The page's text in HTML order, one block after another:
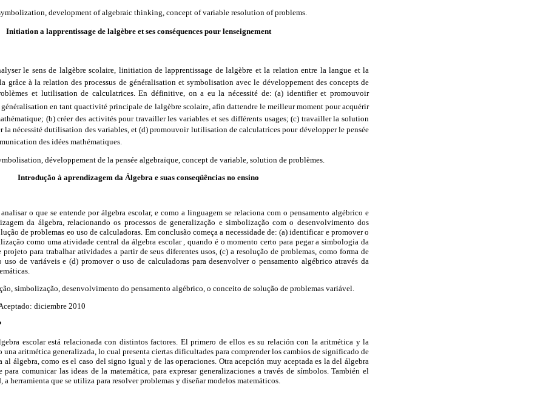
development of algebraic thinking, concept of variable resolution of problems.
Initiation a lapprentissage de lalgèbre et ses conséquences pour lenseignement
le sens de lalgèbre scolaire, linitiation de lapprentissage de lalgèbre et la relation entre la langue et la
grâce à la relation des processus de généralisation et symbolisation avec le développement des concepts de
et lutilisation de calculatrices. En définitive, on a eu la nécessité de: (a) identifier et promouvoir
en tant quactivité principale de lalgèbre scolaire, afin dattendre le meilleur moment pour acquérir
(b) créer des activités pour travailler les variables et ses différents usages; (c) travailler la solution
la nécessité dutilisation des variables, et (d) promouvoir lutilisation de calculatrices pour développer le pensée
des idées mathématiques.
développement de la pensée algebraïque, concept de variable, solution de problèmes.
Introdução à aprendizagem da Álgebra e suas conseqüências no ensino
o que se entende por álgebra escolar, e como a linguagem se relaciona com o pensamento algébrico e
da álgebra, relacionando os processos de generalização e simbolização com o desenvolvimento dos
de problemas eo uso de calculadoras. Em conclusão começa a necessidade de: (a) identificar e promover o
como uma atividade central da álgebra escolar , quando é o momento certo para pegar a simbologia da
para trabalhar atividades a partir de seus diferentes usos, (c) a resolução de problemas, como forma de
uso de variáveis e (d) promover o uso de calculadoras para desenvolver o pensamento algébrico através da
simbolização, desenvolvimento do pensamento algébrico, o conceito de solução de problemas variável.
diciembre 2010
escolar está relacionada con distintos factores. El primero de ellos es su relación con la aritmética y la
aritmética generalizada, lo cual presenta ciertas dificultades para comprender los cambios de significado de
álgebra, como es el caso del signo igual y de las operaciones. Otra acepción muy aceptada es la del álgebra
comunicar las ideas de la matemática, para expresar generalizaciones a través de símbolos. También el
a herramienta que se utiliza para resolver problemas y diseñar modelos matemáticos.